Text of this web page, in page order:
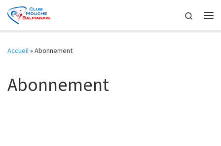
Skip to content
Search
Accueil»Abonnement
Abonnement